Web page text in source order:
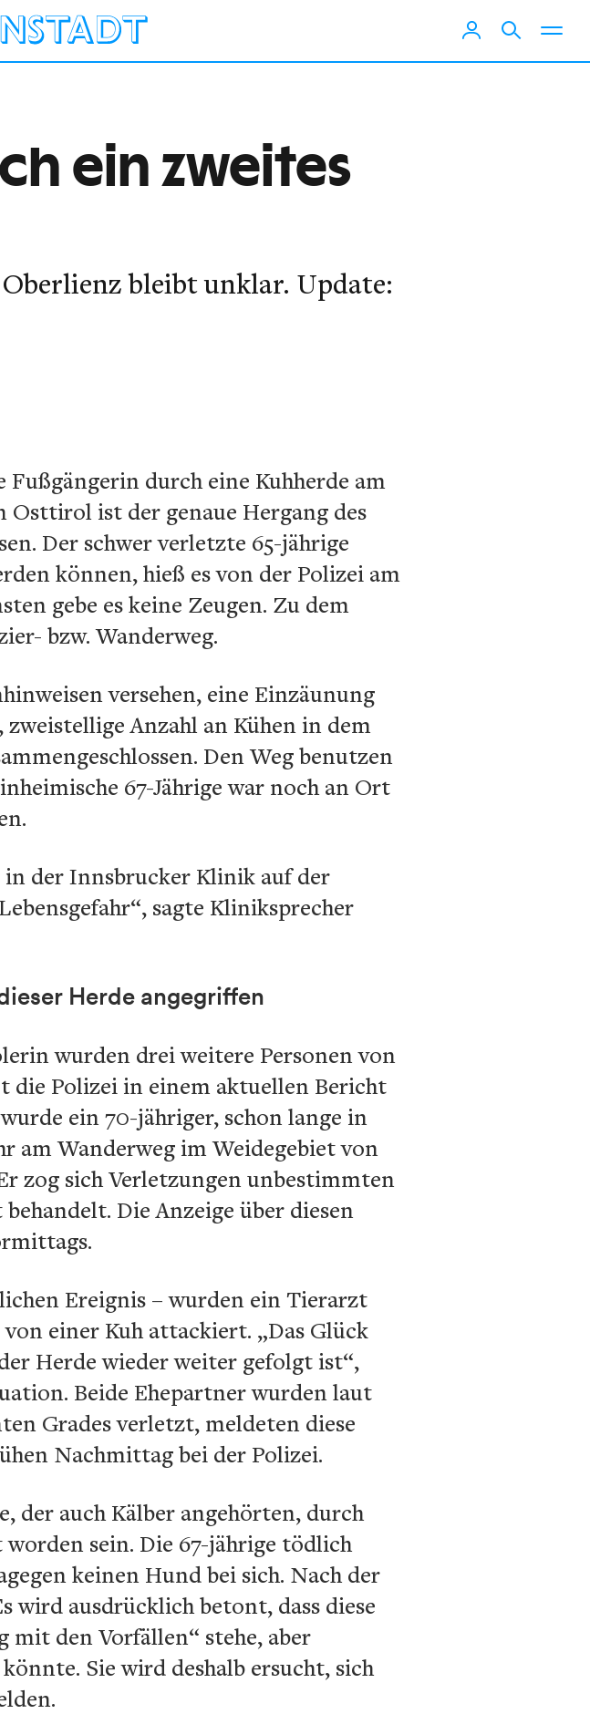
ein zweites
bleibt unklar. Update:
Fußgängerin durch eine Kuhherde am
ist der genaue Hergang des
Der schwer verletzte 65-jährige
können, hieß es von der Polizei am
gebe es keine Zeugen. Zu dem
bzw. Wanderweg.
versehen, eine Einzäunung
Anzahl an Kühen in dem
Den Weg benutzen
67-Jährige war noch an Ort
in der Innsbrucker Klinik auf der
sagte Kliniksprecher
Herde angegriffen
wurden drei weitere Personen von
die Polizei in einem aktuellen Bericht
ein 70-jähriger, schon lange in
am Wanderweg im Weidegebiet von
zog sich Verletzungen unbestimmten
Die Anzeige über diesen
Ereignis – wurden ein Tierarzt
einer Kuh attackiert. „Das Glück
Herde wieder weiter gefolgt ist“,
Beide Ehepartner wurden laut
Grades verletzt, meldeten diese
Nachmittag bei der Polizei.
der auch Kälber angehörten, durch
sein. Die 67-jährige tödlich
keinen Hund bei sich. Nach der
wird ausdrücklich betont, dass diese
den Vorfällen“ stehe, aber
Sie wird deshalb ersucht, sich